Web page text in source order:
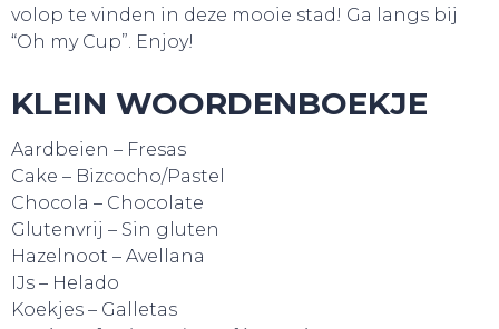
SNUIF CULTUUR!
volop te vinden in deze mooie stad! Ga langs bij
“Oh my Cup”. Enjoy!
KLEIN WOORDENBOEKJE
Aardbeien – Fresas
Cake – Bizcocho/Pastel
Chocola – Chocolate
Glutenvrij – Sin gluten
Hazelnoot – Avellana
IJs – Helado
Koekjes – Galletas